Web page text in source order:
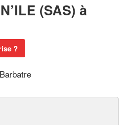
(SAS) à
?